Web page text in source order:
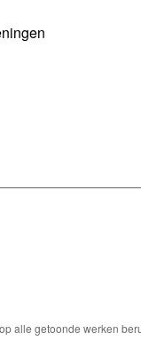
alle getoonde werken